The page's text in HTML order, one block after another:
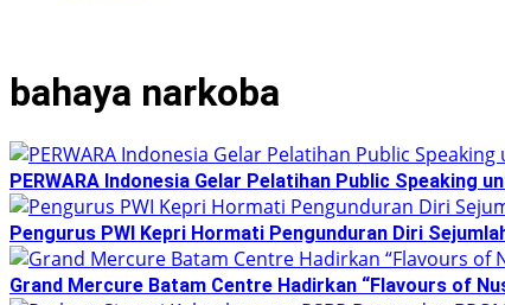
bahaya narkoba
PERWARA Indonesia Gelar Pelatihan Public Speaking
Pengurus PWI Kepri Hormati Pengunduran Diri
Grand Mercure Batam Centre Hadirkan “Flavours of